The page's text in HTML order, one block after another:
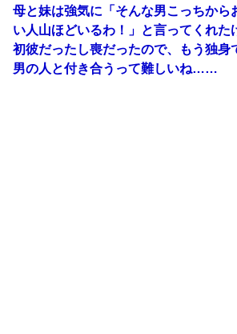
母と妹は強気に「そんな男こっちから
い人山ほどいるわ！」と言ってくれた
初彼だったし喪だったので、もう独身
男の人と付き合うって難しいね……